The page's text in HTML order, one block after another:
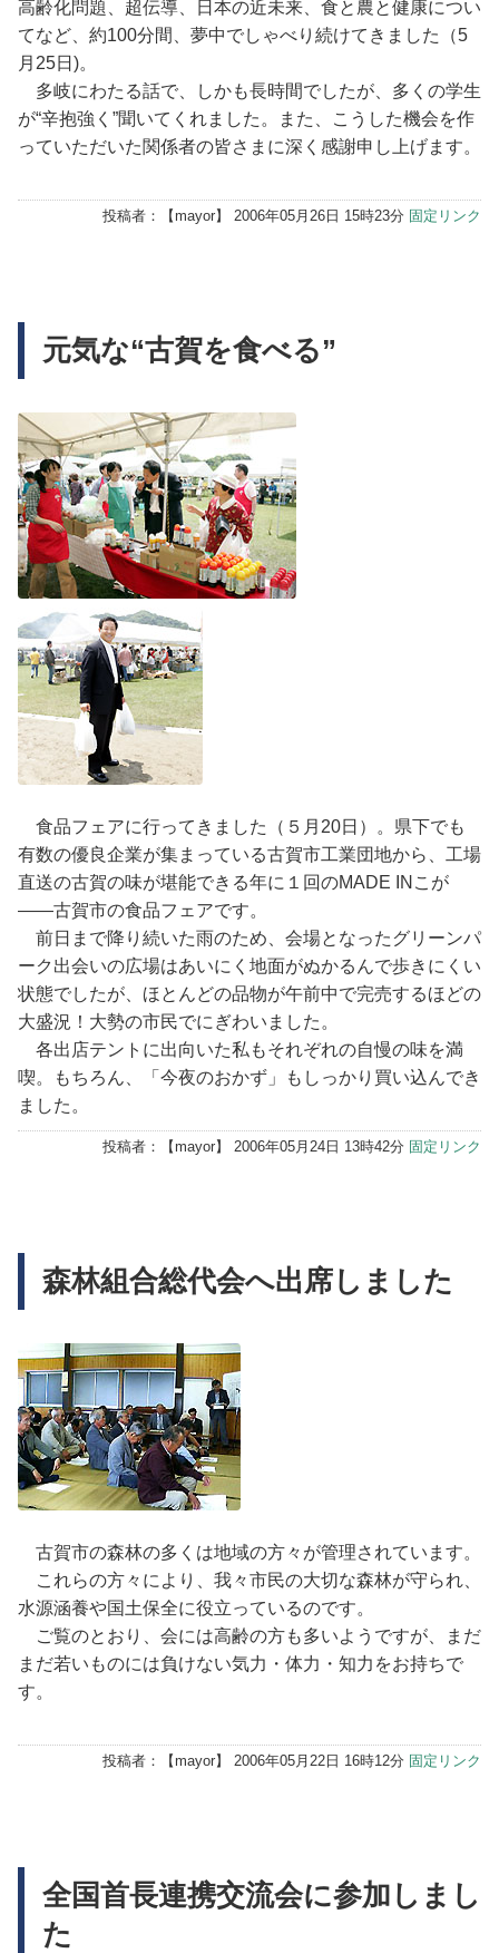
高齢化問題、超伝導、日本の近未来、食と農と健康につい
てなど、約100分間、夢中でしゃべり続けてきました（5
月25日)。
多岐にわたる話で、しかも長時間でしたが、多くの学生
が“辛抱強く”聞いてくれました。また、こうした機会を作
っていただいた関係者の皆さまに深く感謝申し上げます。
投稿者：【mayor】 2006年05月26日 15時23分 固定リンク
元気な“古賀を食べる”
食品フェアに行ってきました（５月20日）。県下でも
有数の優良企業が集まっている古賀市工業団地から、工場
直送の古賀の味が堪能できる年に１回のMADE INこが
――古賀市の食品フェアです。
前日まで降り続いた雨のため、会場となったグリーンパ
ーク出会いの広場はあいにく地面がぬかるんで歩きにくい
状態でしたが、ほとんどの品物が午前中で完売するほどの
大盛況！大勢の市民でにぎわいました。
各出店テントに出向いた私もそれぞれの自慢の味を満
喫。もちろん、「今夜のおかず」もしっかり買い込んでき
ました。
投稿者：【mayor】 2006年05月24日 13時42分 固定リンク
森林組合総代会へ出席しました
古賀市の森林の多くは地域の方々が管理されています。
これらの方々により、我々市民の大切な森林が守られ、
水源涵養や国土保全に役立っているのです。
ご覧のとおり、会には高齢の方も多いようですが、まだ
まだ若いものには負けない気力・体力・知力をお持ちで
す。
投稿者：【mayor】 2006年05月22日 16時12分 固定リンク
全国首長連携交流会に参加しまし
た